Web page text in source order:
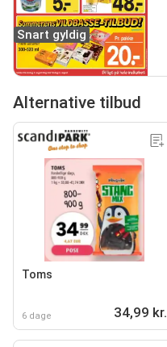
Snart gyldig
Alternative tilbud
Toms
6 dage 34,99 kr.